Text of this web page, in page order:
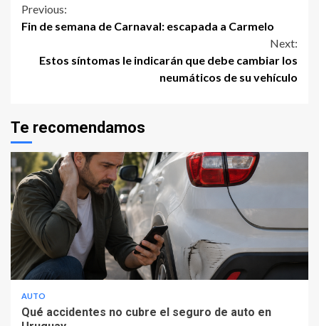
Continue
Previous:
Fin de semana de Carnaval: escapada a Carmelo
Next:
Estos síntomas le indicarán que debe cambiar los
neumáticos de su vehículo
Te recomendamos
AUTO
Qué accidentes no cubre el seguro de auto en